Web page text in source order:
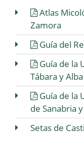
Atlas
Zamora
Guía del
Guía de la
Tábara y Alba
Guía de la
de Sanabria
Setas de